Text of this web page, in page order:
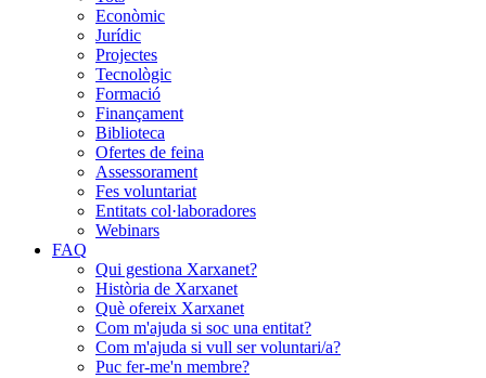
Econòmic
Jurídic
Projectes
Tecnològic
Formació
Finançament
Biblioteca
Ofertes de feina
Assessorament
Fes voluntariat
Entitats col·laboradores
Webinars
FAQ
Qui gestiona Xarxanet?
Història de Xarxanet
Què ofereix Xarxanet
Com m'ajuda si soc una entitat?
Com m'ajuda si vull ser voluntari/a?
Puc fer-me'n membre?